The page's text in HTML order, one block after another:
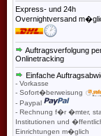
Express- und 24h
Overnightversand
Auftragsverfolgung
Onlinetracking
Einfache
- Vorkasse
- Sofort�berweisung
- Paypal
- Rechnung f�r �mter,
Institutionen und
Einrichtungen m�glich